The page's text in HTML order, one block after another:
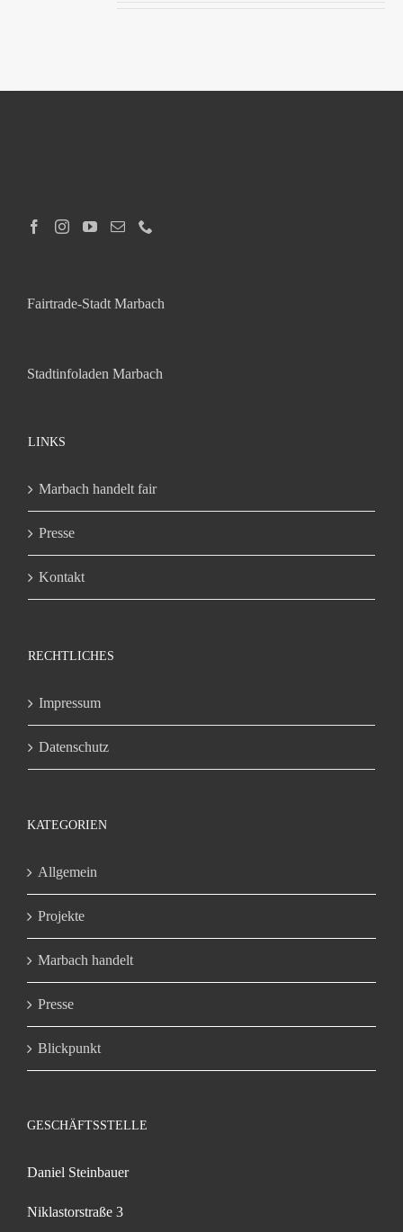
Fairtrade-Stadt Marbach
Stadtinfoladen Marbach
LINKS
Marbach handelt fair
Presse
Kontakt
RECHTLICHES
Impressum
Datenschutz
KATEGORIEN
Allgemein
Projekte
Marbach handelt
Presse
Blickpunkt
GESCHÄFTSSTELLE
Daniel Steinbauer
Niklastorstraße 3